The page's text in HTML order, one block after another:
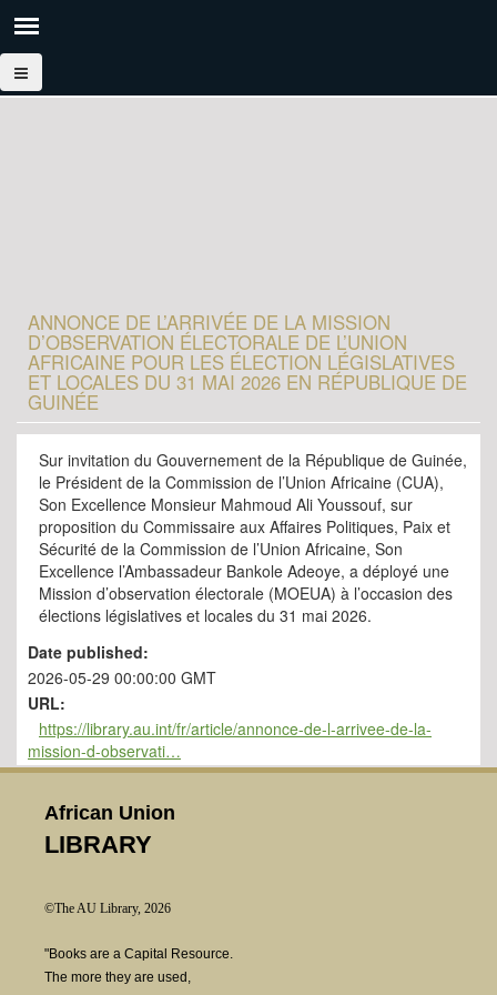
ANNONCE DE L’ARRIVÉE DE LA MISSION
D’OBSERVATION ÉLECTORALE DE L’UNION
AFRICAINE POUR LES ÉLECTION LÉGISLATIVES
ET LOCALES DU 31 MAI 2026 EN RÉPUBLIQUE DE
GUINÉE
Sur invitation du Gouvernement de la République de Guinée,
le Président de la Commission de l’Union Africaine (CUA),
Son Excellence Monsieur Mahmoud Ali Youssouf, sur
proposition du Commissaire aux Affaires Politiques, Paix et
Sécurité de la Commission de l’Union Africaine, Son
Excellence l’Ambassadeur Bankole Adeoye, a déployé une
Mission d’observation électorale (MOEUA) à l’occasion des
élections législatives et locales du 31 mai 2026.
Date published:
2026-05-29 00:00:00 GMT
URL:
https://library.au.int/fr/article/annonce-de-l-arrivee-de-la-
mission-d-observati…
African Union
LIBRARY
©The AU Library, 2026
"Books are a Capital Resource.
The more they are used,